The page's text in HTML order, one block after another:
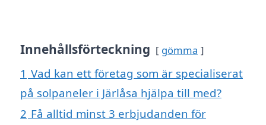
Innehållsförteckning gömma
1 Vad kan ett företag som är specialiserat
på solpaneler i Järlåsa hjälpa till med?
2 Få alltid minst 3 erbjudanden för